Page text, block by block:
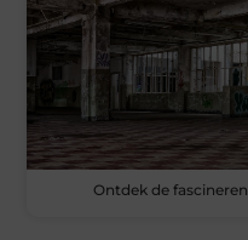
Ontdek de